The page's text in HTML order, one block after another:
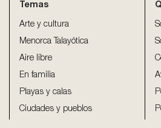
Temas
Arte y cultura
Menorca Talayótica
Aire libre
En familia
Playas y calas
Ciudades y pueblos